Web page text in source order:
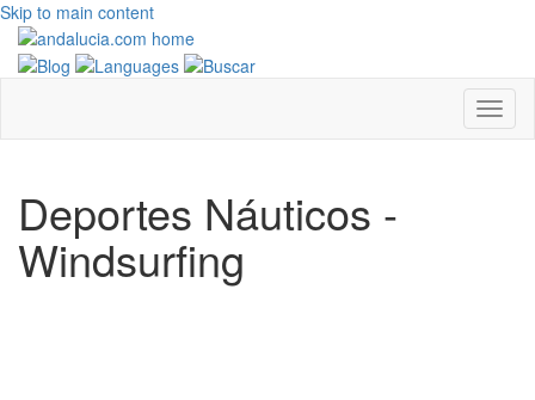
Skip to main content
Deportes Náuticos -
Windsurfing